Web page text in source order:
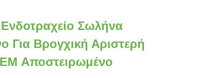
Ενδοτραχείο Σωλήνα
Για Βρογχική Αριστερή
Αποστειρωμένο